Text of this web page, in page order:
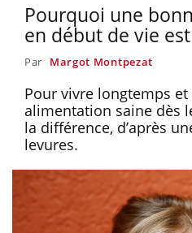
Pourquoi une
en début de vie
Par Margot Montpezat
Pour vivre longtemps
alimentation saine dès
la différence, d’après
levures.